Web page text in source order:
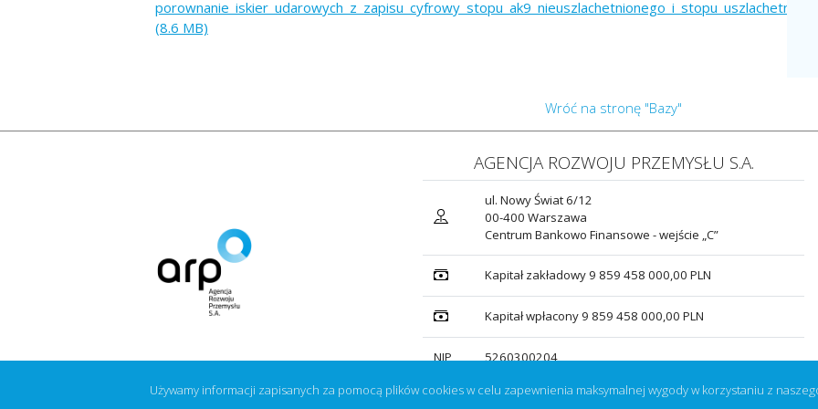
(8.6 MB)
Wróć na stronę "Bazy"
AGENCJA ROZWOJU PRZEMYSŁU S.A.
ul. Nowy Świat 6/12
00-400 Warszawa
Centrum Bankowo Finansowe - wejście „C”
Kapitał zakładowy 9 859 458 000,00 PLN
Kapitał wpłacony 9 859 458 000,00 PLN
NIP 5260300204
Używamy informacji zapisanych za pomocą plików cookies w celu zapewnienia maksymalnej wygody w korzystaniu z